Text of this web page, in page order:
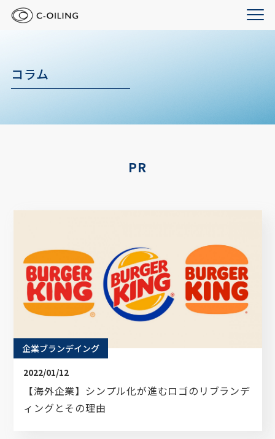
コラム
PR
企業ブランデイング
2022/01/12
【海外企業】シンプル化が進むロゴのリブランデ
ィングとその理由